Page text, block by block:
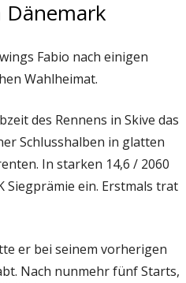
Dänemark
Fabio nach einigen
Wahlheimat.
des Rennens in Skive das
Schlusshalben in glatten
In starken 14,6 / 2060
Siegprämie ein. Erstmals trat
er bei seinem vorherigen
Nach nunmehr fünf Starts,